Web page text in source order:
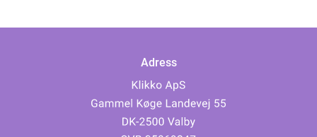
Adress